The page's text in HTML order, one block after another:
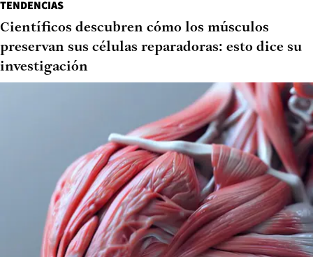
TENDENCIAS
Científicos descubren cómo los músculos
preservan sus células reparadoras: esto dice su
investigación